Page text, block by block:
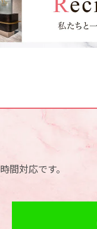
間対応です。